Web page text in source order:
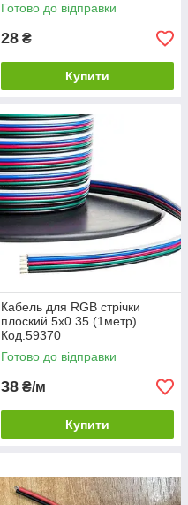
Готово до відправки
28 ₴
Купити
Кабель для RGB стрічки
плоский 5х0.35 (1метр)
Код.59370
Готово до відправки
38 ₴/м
Купити